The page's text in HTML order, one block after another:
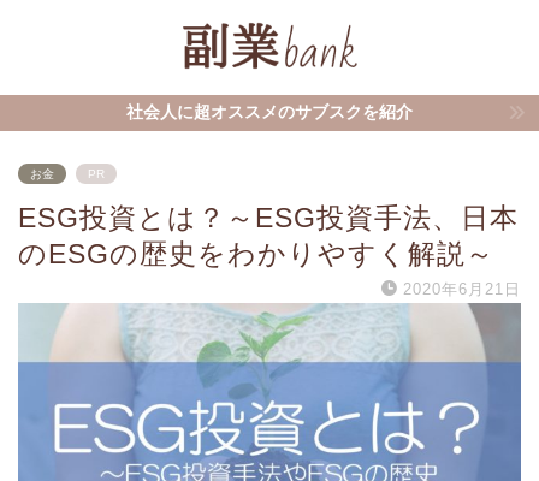
社会人に超オススメのサブスクを紹介
お金 PR
ESG投資とは？～ESG投資手法、日本
のESGの歴史をわかりやすく解説～
2020年6月21日